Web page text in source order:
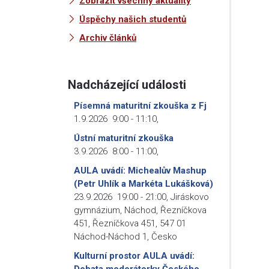
Úspěchy našich studentů
Archiv článků
Nadcházející události
Písemná maturitní zkouška z Fj
1.9.2026 9:00 - 11:10
Ústní maturitní zkouška
3.9.2026 8:00 - 11:00
AULA uvádí: Michealův Mashup
(Petr Uhlík a Markéta Lukášková)
23.9.2026 19:00 - 21:00 Jiráskovo
gymnázium, Náchod, Řezníčkova
451, Řezníčkova 451, 547 01
Náchod-Náchod 1, Česko
Kulturní prostor AULA uvádí: